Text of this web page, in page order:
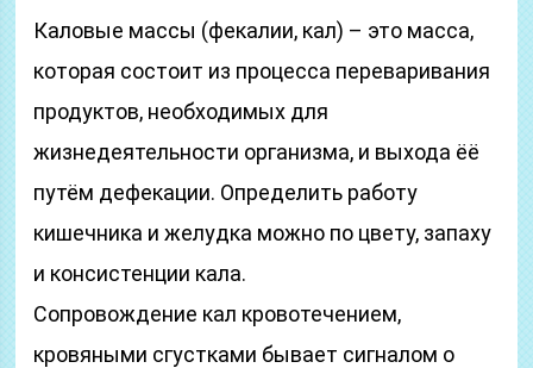
Каловые массы (фекалии, кал) – это масса,
которая состоит из процесса переваривания
продуктов, необходимых для
жизнедеятельности организма, и выхода ёё
путём дефекации. Определить работу
кишечника и желудка можно по цвету, запаху
и консистенции кала.
Сопровождение кал кровотечением,
кровяными сгустками бывает сигналом о